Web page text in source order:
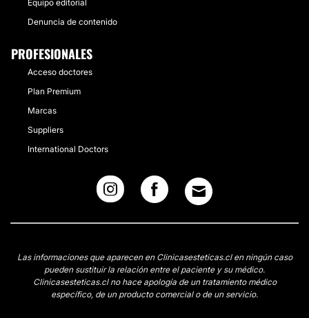
Equipo editorial
Denuncia de contenido
PROFESIONALES
Acceso doctores
Plan Premium
Marcas
Suppliers
International Doctors
Las informaciones que aparecen en Clinicasesteticas.cl en ningún caso
pueden sustituir la relación entre el paciente y su médico.
Clinicasesteticas.cl no hace apología de un tratamiento médico
específico, de un producto comercial o de un servicio.